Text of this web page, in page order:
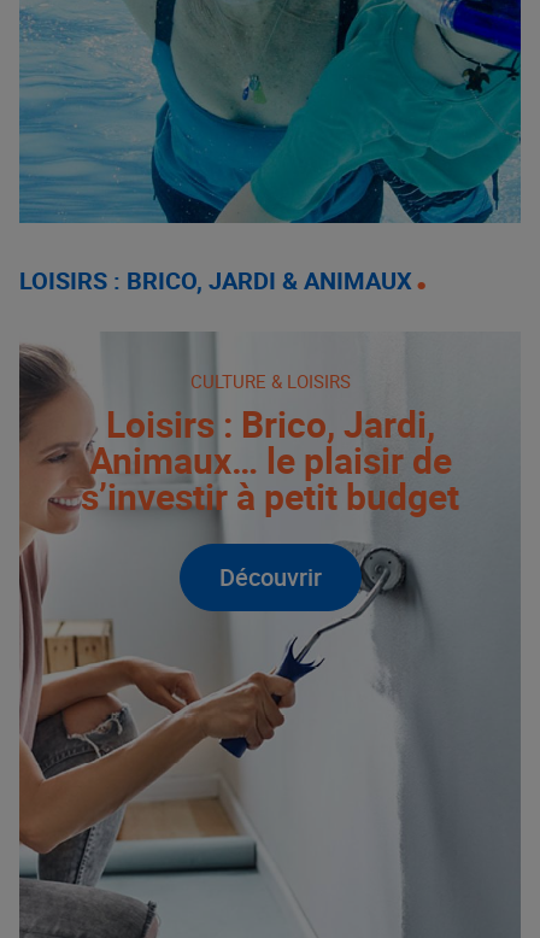
LOISIRS : BRICO, JARDI & ANIMAUX
CULTURE & LOISIRS
Loisirs : Brico, Jardi,
Animaux… le plaisir de
s’investir à petit budget
Découvrir